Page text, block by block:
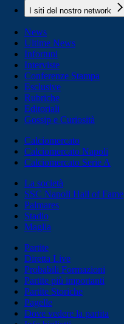
I siti del nostro network
News
Ultime News
Infortuni
Interviste
Conferenze Stampa
Esclusive
Rubriche
Editoriali
Gossip e Curiosità
Calciomercato
Calciomercato Napoli
Calciomercato Serie A
La società
SSC Napoli Hall of Fame
Palmares
Stadio
Maglia
Partite
Diretta Live
Probabili Formazioni
Partite più importanti
Partite Storiche
Pagelle
Dove vedere la partita